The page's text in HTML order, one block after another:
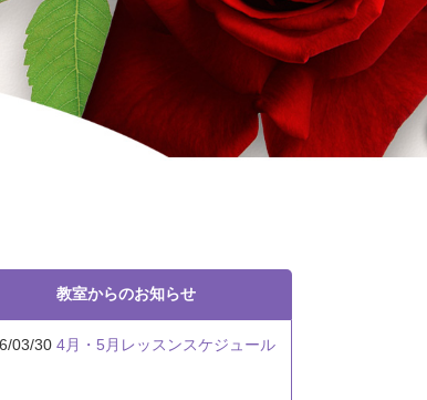
教室からのお知らせ
03/30 4月・5月レッスンスケジュール